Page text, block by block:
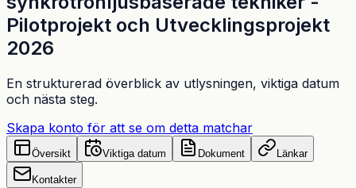
Pilotprojekt och Utvecklingsprojekt
2026
En strukturerad överblick av utlysningen, viktiga datum
och nästa steg.
Skapa konto för att se om detta matchar
Översikt Viktiga datum Dokument Länkar
Kontakter